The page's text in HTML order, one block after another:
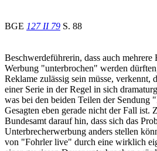
BGE 127 II 79 S. 88
Beschwerdeführerin, dass auch mehrere
Werbung "unterbrochen" werden
Reklame zulässig sein müsse, verkennt,
einer Serie in der Regel in sich
was bei den beiden Teilen der Sendung
Gesagten eben gerade nicht der Fall ist.
Bundesamt darauf hin, dass sich das
Unterbrecherwerbung anders stellen
von "Fohrler live" durch eine wirklich